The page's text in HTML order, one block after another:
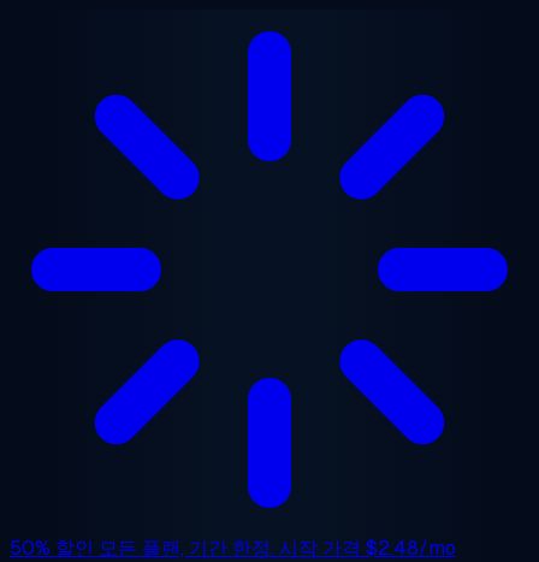
50% 할인 모든 플랜, 기간 한정. 시작 가격 $2.48/mo